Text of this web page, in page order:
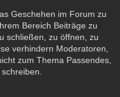
Geschehen im Forum zu
Bereich Beiträge zu
schließen, zu öffnen, zu
verhindern Moderatoren,
zum Thema Passendes,